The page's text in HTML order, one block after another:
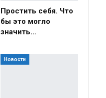
Простить себя. Что
бы это могло
значить…
Новости